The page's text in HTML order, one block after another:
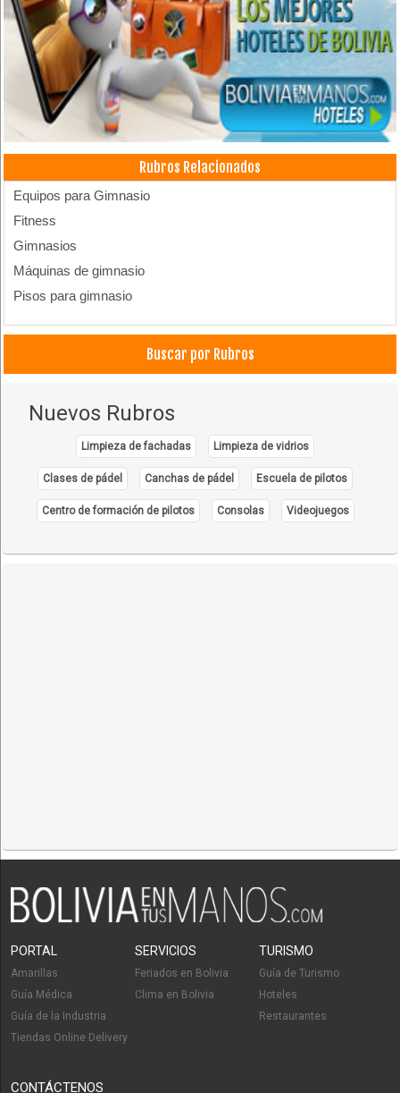
Rubros Relacionados
Equipos para Gimnasio
Fitness
Gimnasios
Máquinas de gimnasio
Pisos para gimnasio
Buscar por Rubros
Nuevos Rubros
Limpieza de fachadas Limpieza de vidrios
Clases de pádel Canchas de pádel Escuela de pilotos
Centro de formación de pilotos Consolas Videojuegos
PORTAL
Amarillas
Guía Médica
Guía de la Industria
Tiendas Online Delivery
SERVICIOS
Feriados en Bolivia
Clima en Bolivia
TURISMO
Guía de Turismo
Hoteles
Restaurantes
CONTÁCTENOS